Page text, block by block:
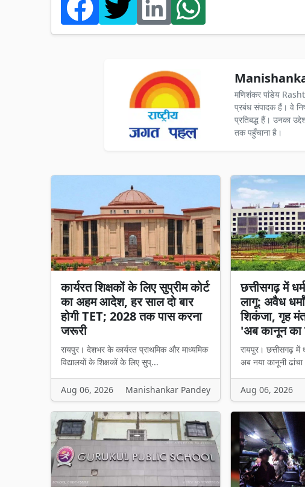
मणिशंकर पांडेय
प्रबंध संपादक हैं। वे
प्रतिबद्ध हैं। उनका
तक पहुँचाना है।
कार्यरत शिक्षकों के लिए सुप्रीम कोर्ट
का अहम आदेश, हर साल दो बार
होगी TET; 2028 तक पास करना
जरूरी
रायपुर। देशभर के कार्यरत प्राथमिक और माध्यमिक
विद्यालयों के शिक्षकों के लिए सुप्...
Aug 06, 2026 Manishankar Pandey
छत्तीसगढ़ में
लागू: अवैध
शिकंजा, गृह
'अब कानून का
रायपुर। छत्तीसगढ़ में
अब नया कानूनी
Aug 06, 2026